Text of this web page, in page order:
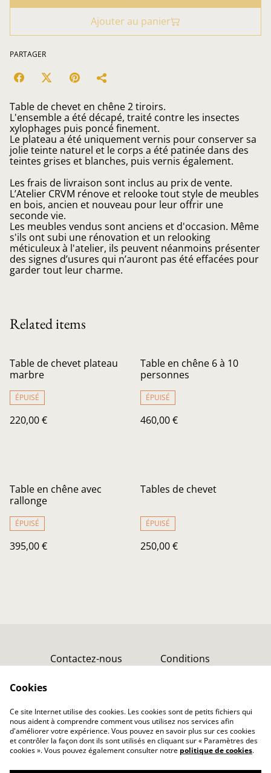
Ajouter au panier
PARTAGER
Table de chevet en chêne 2 tiroirs.
L'ensemble a été décapé, traité contre les insectes
xylophages puis poncé finement.
Le plateau a été uniquement vernis pour conserver sa
jolie teinte naturel et le corps a été patinée dans des
teintes grises et blanches, puis vernis également.
Les frais de livraison sont inclus au prix de vente.
L’Atelier CRVM rénove et relooke tout style de meubles
en bois, ancien et nouveau pour leur offrir une
seconde vie.
Les meubles vendus sont anciens et d'occasion. Même
s'ils ont subi une rénovation et un relooking
méticuleux à l'atelier, ils peuvent néanmoins présenter
des signes d’usures qui n’auront pas été effacées pour
garder tout leur charme.
Related items
Table de chevet plateau
marbre
ÉPUISÉ
220,00 €
Table en chêne 6 à 10
personnes
ÉPUISÉ
460,00 €
Table en chêne avec
rallonge
ÉPUISÉ
395,00 €
Tables de chevet
ÉPUISÉ
250,00 €
Contactez-nous Conditions
confidentialité
Cookies
Ce site Internet utilise des cookies. Les cookies sont de petits fichiers qui
nous aident à comprendre comment vous utilisez nos services afin
d'améliorer votre expérience. Vous pouvez en savoir plus sur ces cookies
et contrôler la façon dont ils sont utilisés en cliquant sur « Paramètres des
cookies ». Vous pouvez également consulter notre politique de cookies.